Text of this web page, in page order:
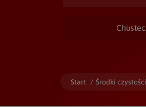
Start / Środki czystości